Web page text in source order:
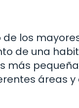
los
de una
más
áreas